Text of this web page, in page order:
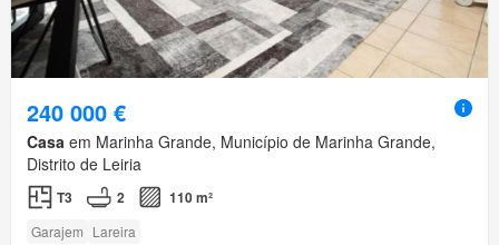
240 000 €
Casa em Marinha Grande, Município de Marinha Grande,
Distrito de Leiria
T3 2 110 m²
Garajem Lareira